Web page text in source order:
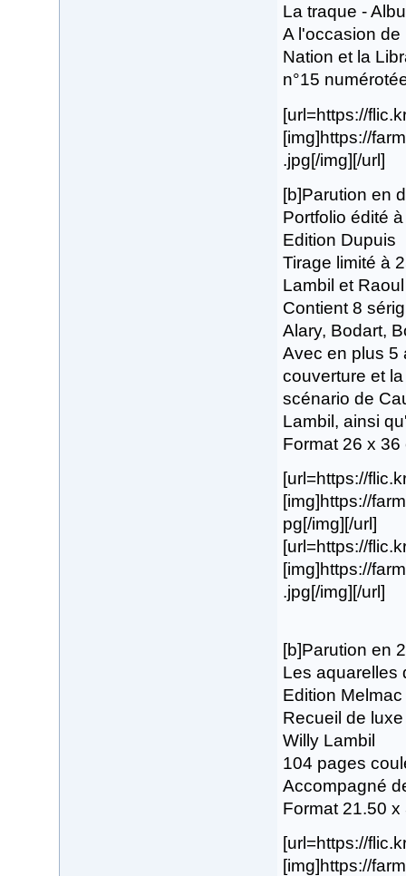
La traque -
A l'occasion de
Nation et la
n°15
[url=https://
[img]https://
.jpg[/img][/url]
[b]Parution en
Portfolio édité
Edition Dupuis
Tirage limité à
Lambil et
Contient 8
Alary, Bodart,
Avec en plus 5
couverture et
scénario de
Lambil, ainsi
Format 26 x 36
[url=https://
[img]https://
pg[/img][/url]
[url=https://
[img]https://
.jpg[/img][/url]
[b]Parution en
Les aquarelles
Edition Melmac
Recueil de
Willy Lambil
104 pages
Accompagné
Format 21.50 x
[url=https://
[img]https://